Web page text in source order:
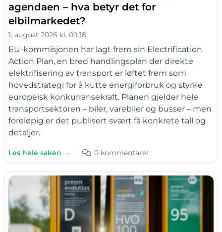
agendaen – hva betyr det for
elbilmarkedet?
1. august 2026 kl. 09:18
EU-kommisjonen har lagt frem sin Electrification
Action Plan, en bred handlingsplan der direkte
elektrifisering av transport er løftet frem som
hovedstrategi for å kutte energiforbruk og styrke
europeisk konkurransekraft. Planen gjelder hele
transportsektoren – biler, varebiler og busser – men
foreløpig er det publisert svært få konkrete tall og
detaljer.
Les hele saken → 0 kommentarer